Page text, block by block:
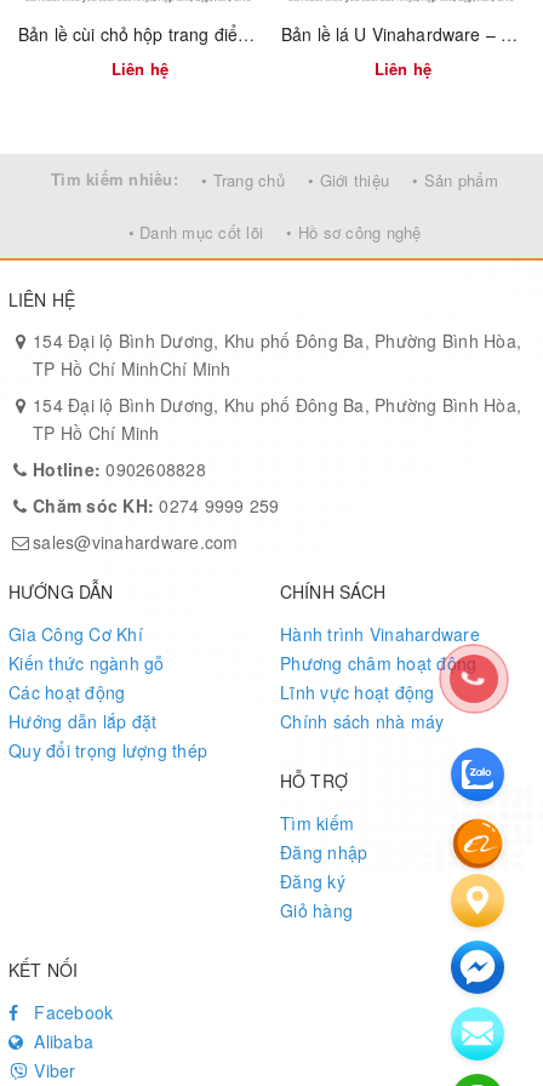
Màu sắc nổi bật:
Màu vàng ánh kim sáng bóng, giúp tôn lên vẻ
đẹp tinh tế của nội thất.
Đi kèm ốc vít đi kèm, dễ dàng thao tác, phù hợp với
Ứng dụng rộng rãi:
Sản phẩm phù hợp cho nhiều mục đích và không gian như:
Nhà ở (phòng khách, phòng ngủ, phòng bếp)
Khách sạn, khu nghỉ dưỡng
Trung tâm thương mại, căn hộ cao cấp
Cơ sở y tế, trường học, trung tâm giải trí
Bản lề cùi chỏ hộp trang điểm Vinahardware 7100.4.01118
Liên hệ
Bản lề lá U Vinahardware – 1260.3.11009
Liên hệ
Tìm kiếm nhiều: • Trang chủ • Giới thiệu • Sản phẩm
• Danh mục cốt lõi • Hồ sơ công nghệ
LIÊN HỆ
154 Đại lộ Bình Dương, Khu phố Đông Ba, Phường Bình Hòa,
TP Hồ Chí MinhChí Minh
154 Đại lộ Bình Dương, Khu phố Đông Ba, Phường Bình Hòa,
TP Hồ Chí Minh
Hotline:0902608828
Chăm sóc KH:0274 9999 259
sales@vinahardware.com
HƯỚNG DẪN
Gia Công Cơ Khí
Kiến thức ngành gỗ
Các hoạt động
Hướng dẫn lắp đặt
Quy đổi trọng lượng thép
CHÍNH SÁCH
Hành trình Vinahardware
Phương châm hoạt động
Lĩnh vực hoạt động
Chính sách nhà máy
HỖ TRỢ
Tìm kiếm
Đăng nhập
Đăng ký
Giỏ hàng
KẾT NỐI
Facebook
Alibaba
Viber